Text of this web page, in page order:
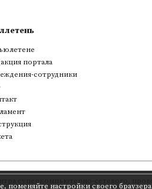
поменяйте настройки своего браузера
портала
сотрудники
суперкомпьютерно-сетевого